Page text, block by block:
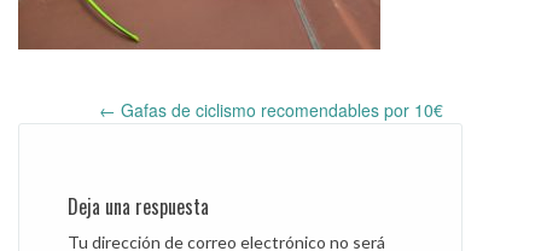
Post
← Gafas de ciclismo recomendables por 10€
Deja una respuesta
Tu dirección de correo electrónico no será